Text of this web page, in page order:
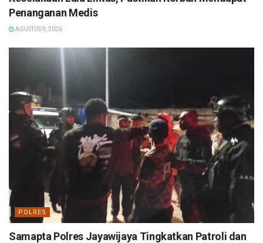
Penanganan Medis
AGUSTUS 9, 2026
POLRES
Samapta Polres Jayawijaya Tingkatkan Patroli dan